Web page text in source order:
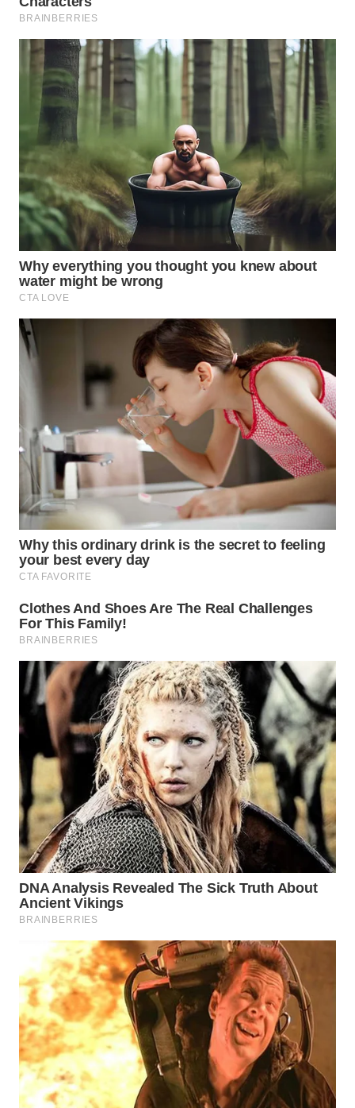
WN
BOROBUDUR
WN
MADURA
WN
SURABAYA
WN
NATUNA
WN
BINTAN
WN
MANDALIKA
LABUANBAJO
WN
BORNEO
Wahana
Media
Group
WAHANA
NEWS
WAHANA
TANI
WAHANA
ADVOKAT
WAHANA
INFRASTRUKTUR
WAHANA
KONSUMEN
WAHANA
LISTRIK
WAHANA
TRAVEL
WAHANA
TV
WAHANANEWS
ID